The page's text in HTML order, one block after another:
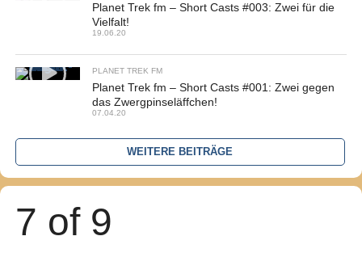
Planet Trek fm – Short Casts #003: Zwei für die
Vielfalt!
19.06.20
PLANET TREK FM
Planet Trek fm – Short Casts #001: Zwei gegen
das Zwergpinseläffchen!
07.04.20
WEITERE BEITRÄGE
7 of 9